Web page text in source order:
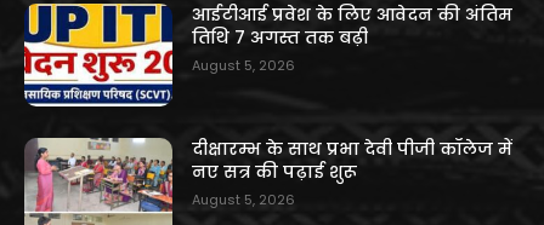
आईटीआई प्रवेश के लिए आवेदन की अंतिम
तिथि 7 अगस्त तक बढ़ी
August 5, 2026
दीक्षारम्भ के साथ प्रभा देवी पीजी कॉलेज में
नए सत्र की पढ़ाई शुरू
August 5, 2026